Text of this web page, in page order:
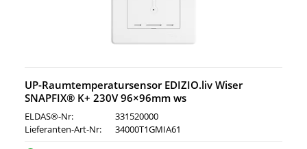
UP-Raumtemperatursensor EDIZIO.liv Wiser
SNAPFIX® K+ 230V 96×96mm ws
ELDAS®-Nr:
331520000
Lieferanten-Art-Nr:
34000T1GMIA61